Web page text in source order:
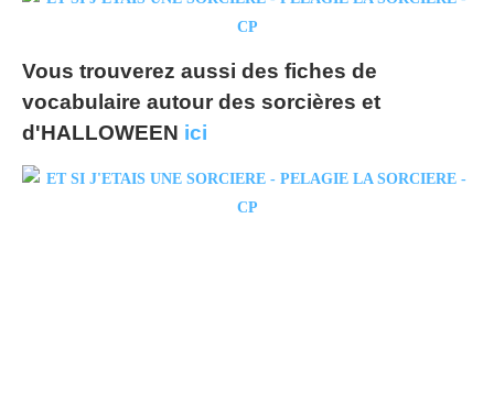
Vous trouverez aussi des fiches de
vocabulaire autour des sorcières et
d'HALLOWEEN ici